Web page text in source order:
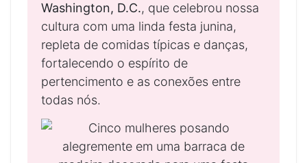
Washington, D.C., que celebrou nossa
cultura com uma linda festa junina,
repleta de comidas típicas e danças,
fortalecendo o espírito de
pertencimento e as conexões entre
todas nós.